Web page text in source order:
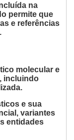
na
permite que
e referências
molecular e
incluindo
e sua
variantes
entidades